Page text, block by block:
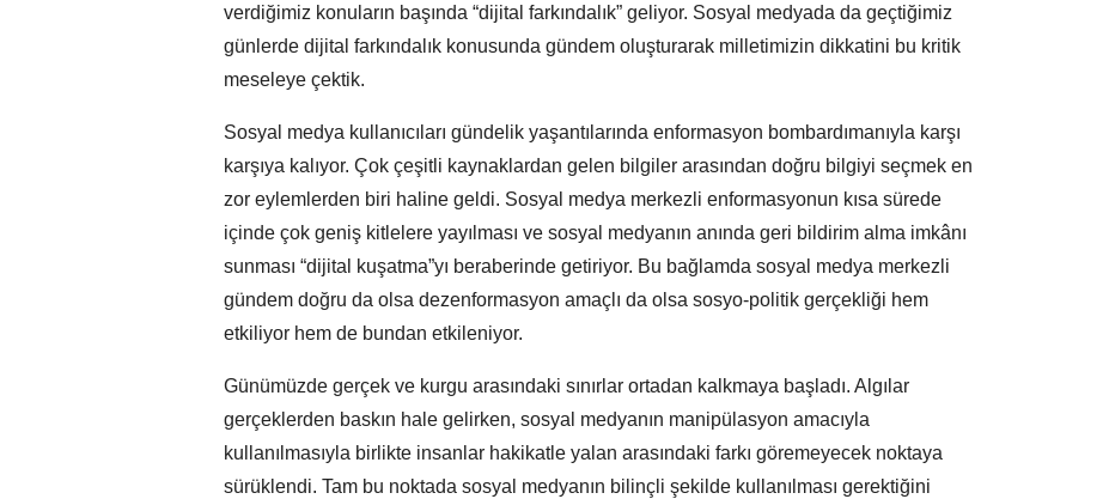
verdiğimiz konuların başında “dijital farkındalık” geliyor. Sosyal medyada da geçtiğimiz
günlerde dijital farkındalık konusunda gündem oluşturarak milletimizin dikkatini bu kritik
meseleye çektik.
Sosyal medya kullanıcıları gündelik yaşantılarında enformasyon bombardımanıyla karşı
karşıya kalıyor. Çok çeşitli kaynaklardan gelen bilgiler arasından doğru bilgiyi seçmek en
zor eylemlerden biri haline geldi. Sosyal medya merkezli enformasyonun kısa sürede
içinde çok geniş kitlelere yayılması ve sosyal medyanın anında geri bildirim alma imkânı
sunması “dijital kuşatma”yı beraberinde getiriyor. Bu bağlamda sosyal medya merkezli
gündem doğru da olsa dezenformasyon amaçlı da olsa sosyo-politik gerçekliği hem
etkiliyor hem de bundan etkileniyor.
Günümüzde gerçek ve kurgu arasındaki sınırlar ortadan kalkmaya başladı. Algılar
gerçeklerden baskın hale gelirken, sosyal medyanın manipülasyon amacıyla
kullanılmasıyla birlikte insanlar hakikatle yalan arasındaki farkı göremeyecek noktaya
sürüklendi. Tam bu noktada sosyal medyanın bilinçli şekilde kullanılması gerektiğini